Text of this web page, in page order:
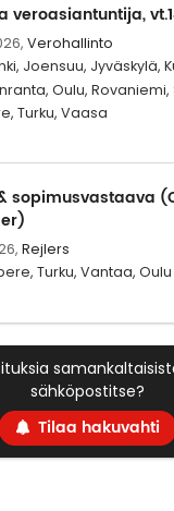
veroasiantuntija,
Verohallinto
Joensuu, Jyväskylä,
Oulu, Rovaniemi,
Turku, Vaasa
sopimusvastaava
Rejlers
Turku, Vantaa, Oulu
sähköpostitse?
Tilaa hakuvahti